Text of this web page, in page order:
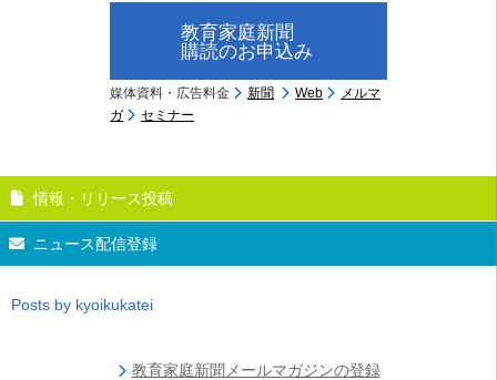
教育家庭新聞
購読のお申込み
媒体資料・広告料金 新聞 Web
メルマ
ガ
セミナー
情報・リリース投稿
ニュース配信登録
Posts by kyoikukatei
教育家庭新聞メールマガジンの登録